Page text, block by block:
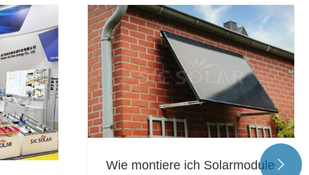
Wie montiere ich Solarmodule 